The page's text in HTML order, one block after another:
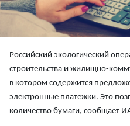
Российский экологический
строительства и жилищно-
в котором содержится
электронные платежки. Это
количество бумаги, сообщает